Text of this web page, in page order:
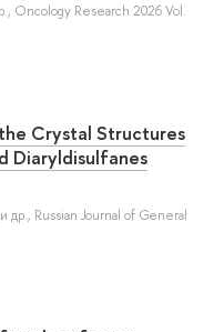
, Oncology Research 2026 Vol.
Crystal Structures
Diaryldisulfanes
и др., Russian Journal of General